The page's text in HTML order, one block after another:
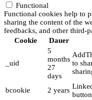
Functional
Functional cookies help to
sharing the content of the
feedbacks, and other third-
Cookie
Dauer
_uid
5
months
27
days
to
bcookie 2 years